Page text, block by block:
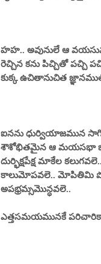
హహ.. అవునులే ఆ
రెచ్చిన కను పిచ్చితో పచ్చి
కుక్క ఉచితానుచిత
ఐనను ధుర్వియాజమున
శౌశోభితమైన ఆ మయసభా
దుర్భిక్షపేక్ష మాకేల
కాలుమోపవలె.. మోపితిమి పో..
అపభ్రమ్సమొన్ధవలె..
ఎత్తసమయమునకే